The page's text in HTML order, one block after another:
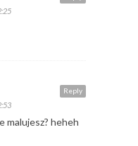
Reply
malujesz? heheh